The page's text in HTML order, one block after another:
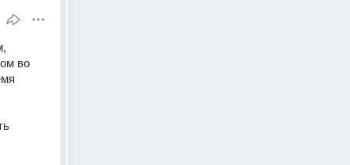
во